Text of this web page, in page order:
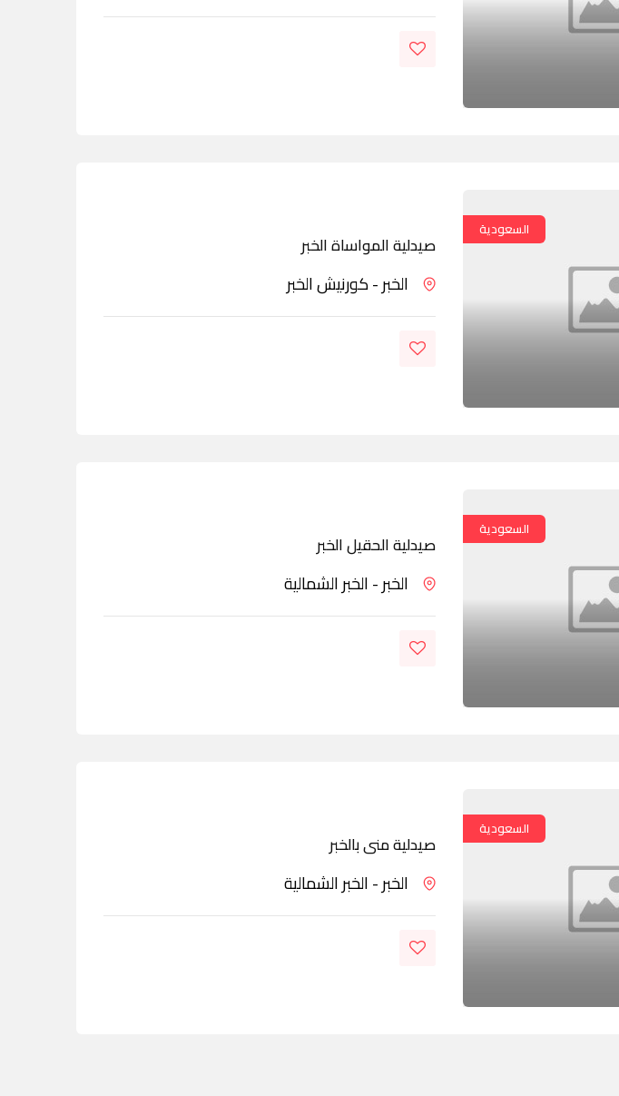
السعودية
صيدلية المواساة الخبر
الخبر - كورنيش الخبر
السعودية
صيدلية الحقيل الخبر
الخبر - الخبر الشمالية
السعودية
صيدلية منى بالخبر
الخبر - الخبر الشمالية